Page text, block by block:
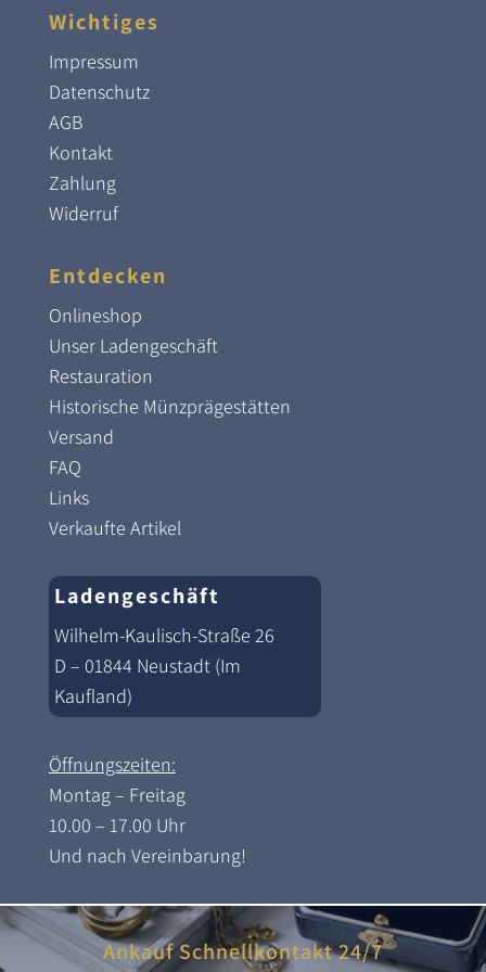
Wichtiges
Impressum
Datenschutz
AGB
Kontakt
Zahlung
Widerruf
Entdecken
Onlineshop
Unser Ladengeschäft
Restauration
Historische Münzprägestätten
Versand
FAQ
Links
Verkaufte Artikel
Ladengeschäft
Wilhelm-Kaulisch-Straße 26
D – 01844 Neustadt (Im
Kaufland)
Öffnungszeiten:
Montag – Freitag
10.00 – 17.00 Uhr
Und nach Vereinbarung!
Ankauf Schnellkontakt 24/7